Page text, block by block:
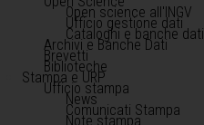
Open science all'INGV
Ufficio gestione dati
Cataloghi e banche dati
Archivi e Banche Dati
Brevetti
Biblioteche
Stampa e URP
Ufficio stampa
News
Comunicati Stampa
Note stampa